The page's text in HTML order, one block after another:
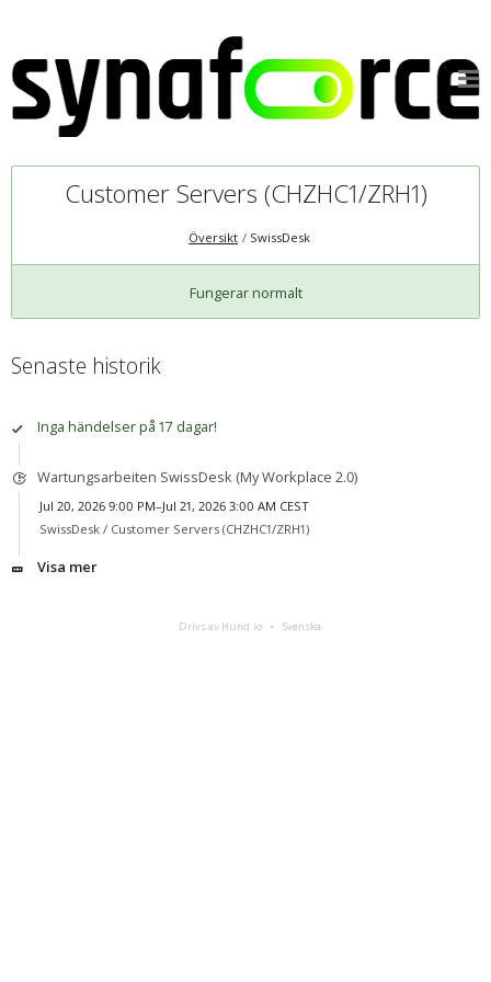
Customer Servers (CHZHC1/ZRH1)
Översikt SwissDesk
Fungerar normalt
Senaste historik
Inga händelser på 17 dagar!
Wartungsarbeiten SwissDesk (My Workplace 2.0)
Jul 20, 2026 9:00 PM–Jul 21, 2026 3:00 AM CEST
SwissDesk / Customer Servers (CHZHC1/ZRH1)
Visa mer
Drivs av Hund.io Svenska